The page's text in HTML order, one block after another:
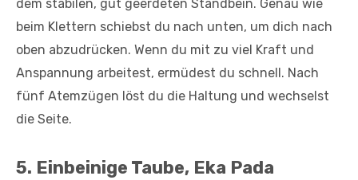
dem stabilen, gut geerdeten Standbein. Genau wie
beim Klettern schiebst du nach unten, um dich nach
oben abzudrücken. Wenn du mit zu viel Kraft und
Anspannung arbeitest, ermüdest du schnell. Nach
fünf Atemzügen löst du die Haltung und wechselst
die Seite.
5. Einbeinige Taube, Eka Pada